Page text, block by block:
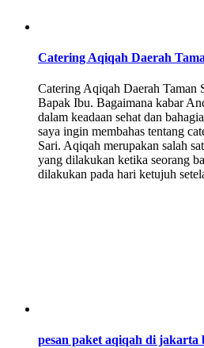
Catering Aqiqah Daerah
Catering Aqiqah Daerah Taman
Bapak Ibu. Bagaimana kabar
dalam keadaan sehat dan
saya ingin membahas tentang
Sari. Aqiqah merupakan salah
yang dilakukan ketika seorang
dilakukan pada hari ketujuh
pesan paket aqiqah di jakarta